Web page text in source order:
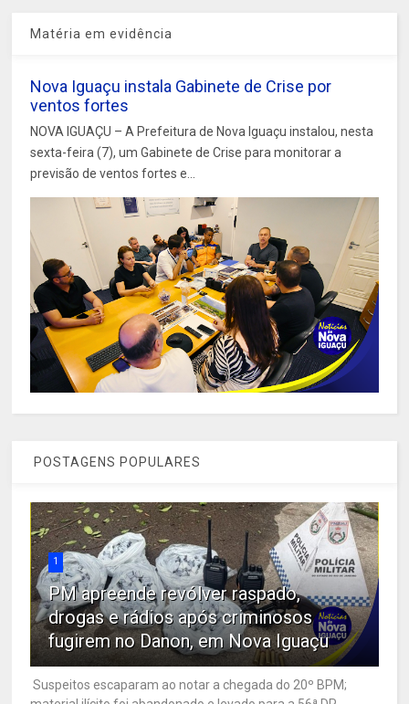
Matéria em evidência
Nova Iguaçu instala Gabinete de Crise por
ventos fortes
NOVA IGUAÇU – A Prefeitura de Nova Iguaçu instalou, nesta
sexta-feira (7), um Gabinete de Crise para monitorar a
previsão de ventos fortes e...
POSTAGENS POPULARES
1
PM apreende revólver raspado,
drogas e rádios após criminosos
fugirem no Danon, em Nova Iguaçu
Suspeitos escaparam ao notar a chegada do 20º BPM;